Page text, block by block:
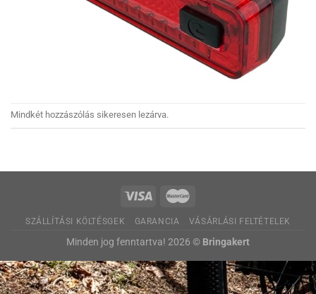
Mindkét hozzászólás sikeresen lezárva.
SZÁLLÍTÁSI KÖLTÉSGEK GARANCIA VÁSÁRLÁSI FELTÉTELEK
Minden jog fenntartva! 2026 © Bringakert